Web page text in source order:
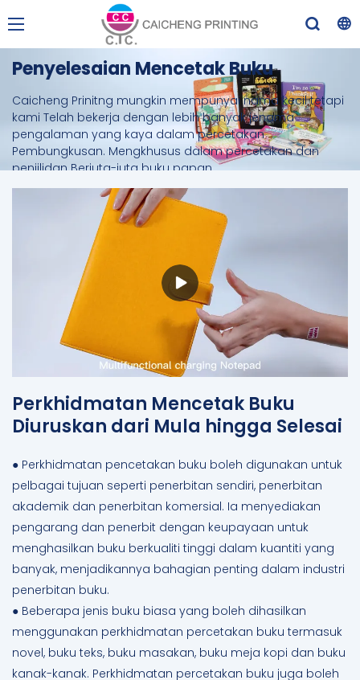
Penyelesaian Mencetak Buku
Caicheng Prinitng mungkin mempunyai nama kecil tetapi
kami Telah bekerja dengan lebih banyak jenama
pengalaman yang kaya dalam percetakan
Pembungkusan. Mengkhusus dalam percetakan dan
penjilidan Berjuta-juta buku papan
Perkhidmatan Mencetak Buku
Diuruskan dari Mula hingga Selesai
● Perkhidmatan pencetakan buku boleh digunakan untuk
pelbagai tujuan seperti penerbitan sendiri, penerbitan
akademik dan penerbitan komersial. Ia menyediakan
pengarang dan penerbit dengan keupayaan untuk
menghasilkan buku berkualiti tinggi dalam kuantiti yang
banyak, menjadikannya bahagian penting dalam industri
penerbitan buku.
● Beberapa jenis buku biasa yang boleh dihasilkan
menggunakan perkhidmatan percetakan buku termasuk
novel, buku teks, buku masakan, buku meja kopi dan buku
kanak-kanak. Perkhidmatan percetakan buku juga boleh